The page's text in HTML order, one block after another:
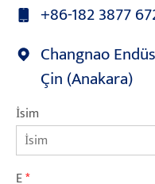
+86-182 3877
Changnao
Çin (Anakara)
İsim
E*